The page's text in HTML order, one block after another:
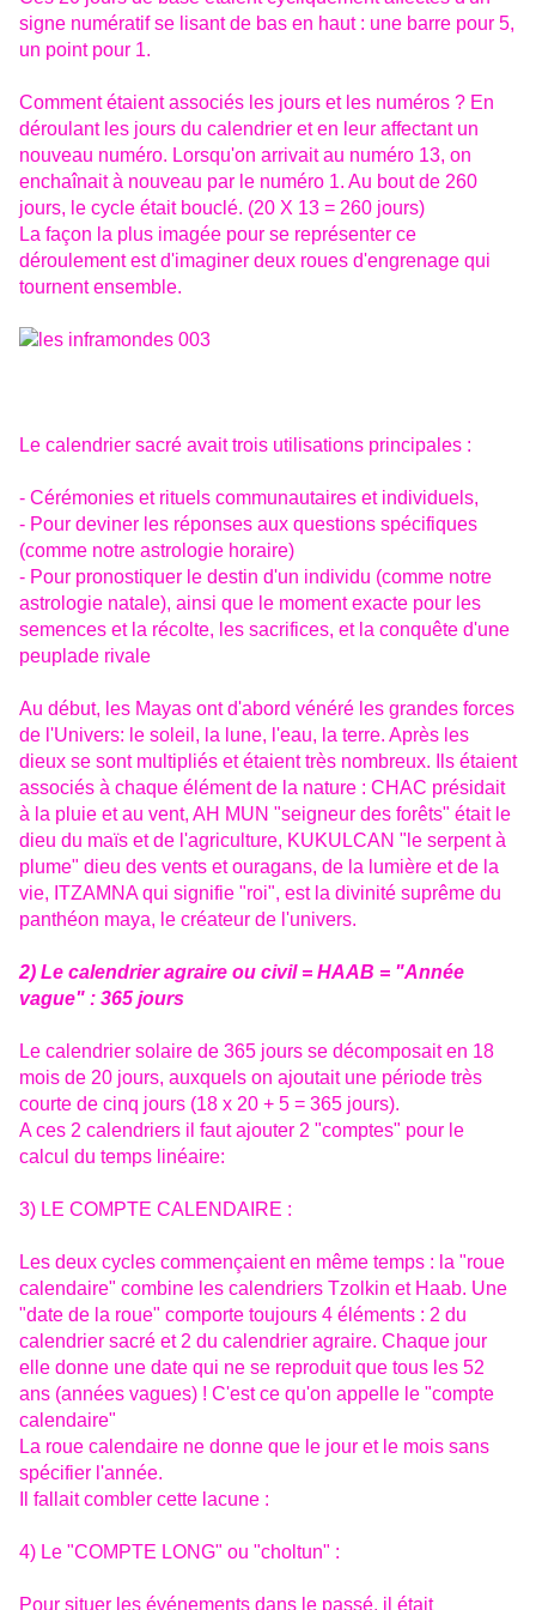
signe numératif se lisant de bas en haut : une barre pour 5,
un point pour 1.
Comment étaient associés les jours et les numéros ? En
déroulant les jours du calendrier et en leur affectant un
nouveau numéro. Lorsqu'on arrivait au numéro 13, on
enchaînait à nouveau par le numéro 1. Au bout de 260
jours, le cycle était bouclé. (20 X 13 = 260 jours)
La façon la plus imagée pour se représenter ce
déroulement est d'imaginer deux roues d'engrenage qui
tournent ensemble.
Le calendrier sacré avait trois utilisations principales :
- Cérémonies et rituels communautaires et individuels,
- Pour deviner les réponses aux questions spécifiques
(comme notre astrologie horaire)
- Pour pronostiquer le destin d'un individu (comme notre
astrologie natale), ainsi que le moment exacte pour les
semences et la récolte, les sacrifices, et la conquête d'une
peuplade rivale
Au début, les Mayas ont d'abord vénéré les grandes forces
de l'Univers: le soleil, la lune, l'eau, la terre. Après les
dieux se sont multipliés et étaient très nombreux. Ils étaient
associés à chaque élément de la nature : CHAC présidait
à la pluie et au vent, AH MUN "seigneur des forêts" était le
dieu du maïs et de l'agriculture, KUKULCAN "le serpent à
plume" dieu des vents et ouragans, de la lumière et de la
vie, ITZAMNA qui signifie "roi", est la divinité suprême du
panthéon maya, le créateur de l'univers.
2) Le calendrier agraire ou civil = HAAB = "Année
vague" : 365 jours
Le calendrier solaire de 365 jours se décomposait en 18
mois de 20 jours, auxquels on ajoutait une période très
courte de cinq jours (18 x 20 + 5 = 365 jours).
A ces 2 calendriers il faut ajouter 2 "comptes" pour le
calcul du temps linéaire:
3) LE COMPTE CALENDAIRE :
Les deux cycles commençaient en même temps : la "roue
calendaire" combine les calendriers Tzolkin et Haab. Une
"date de la roue" comporte toujours 4 éléments : 2 du
calendrier sacré et 2 du calendrier agraire. Chaque jour
elle donne une date qui ne se reproduit que tous les 52
ans (années vagues) ! C'est ce qu'on appelle le "compte
calendaire"
La roue calendaire ne donne que le jour et le mois sans
spécifier l'année.
Il fallait combler cette lacune :
4) Le "COMPTE LONG" ou "choltun" :
Pour situer les événements dans le passé, il était